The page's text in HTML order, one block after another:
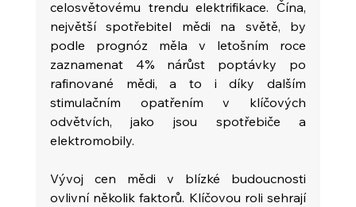
celosvětovému trendu elektrifikace. Čína,
největší spotřebitel mědi na světě, by
podle prognóz měla v letošním roce
zaznamenat 4% nárůst poptávky po
rafinované mědi, a to i díky dalším
stimulačním opatřením v klíčových
odvětvích, jako jsou spotřebiče a
elektromobily.
Vývoj cen mědi v blízké budoucnosti
ovlivní několik faktorů. Klíčovou roli sehrají